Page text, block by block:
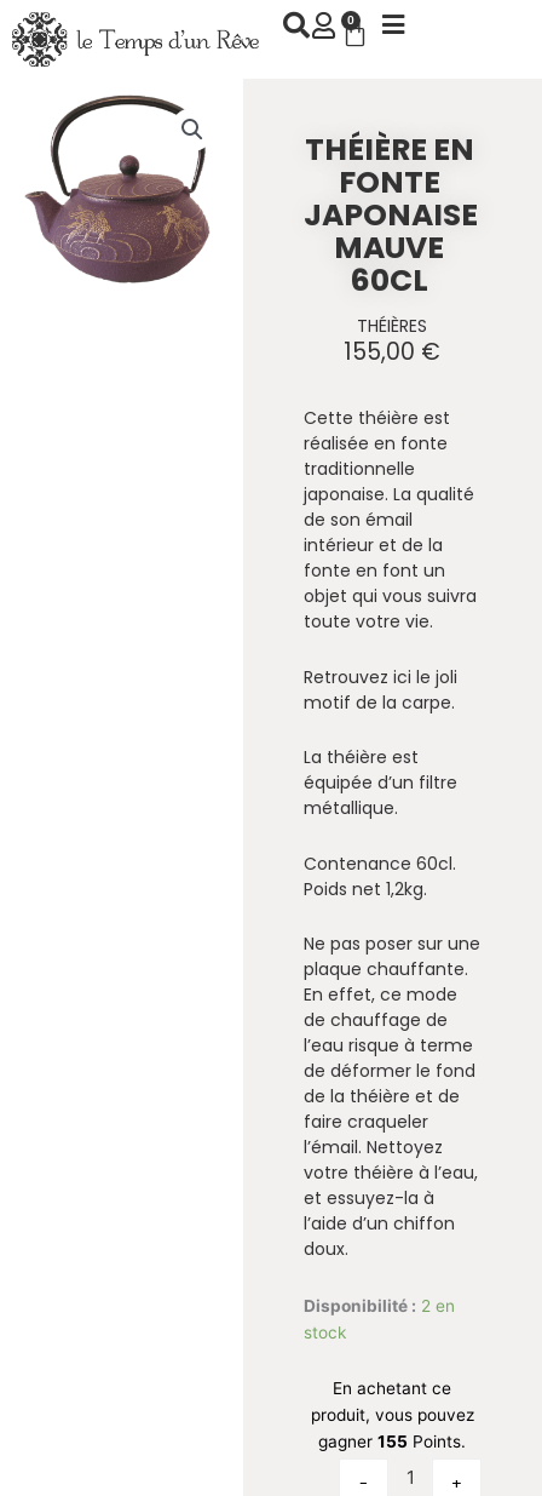
Aller
au
contenu
0
Panier
THÉIÈRE EN
FONTE
JAPONAISE
MAUVE
60CL
THÉIÈRES
155,00 €
Cette théière est
réalisée en fonte
traditionnelle
japonaise. La qualité
de son émail
intérieur et de la
fonte en font un
objet qui vous suivra
toute votre vie.
Retrouvez ici le joli
motif de la carpe.
La théière est
équipée d’un filtre
métallique.
Contenance 60cl.
Poids net 1,2kg.
Ne pas poser sur une
plaque chauffante.
En effet, ce mode
de chauffage de
l’eau risque à terme
de déformer le fond
de la théière et de
faire craqueler
l’émail. Nettoyez
votre théière à l’eau,
et essuyez-la à
l’aide d’un chiffon
doux.
Disponibilité : 2 en
stock
En achetant ce
produit, vous pouvez
gagner155 Points.
quantité de
- +